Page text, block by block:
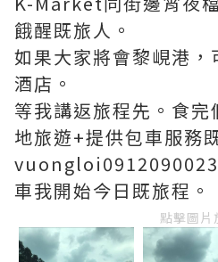
餓醒既旅人。
如果大家將會黎峴港，
酒店。
等我講返旅程先。食完
地旅遊+提供包車服務
車我開始今日既旅程。
點擊圖片